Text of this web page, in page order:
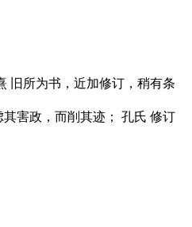
旧所为书，近加修订，稍有条
害政，而削其迹； 孔氏 修订